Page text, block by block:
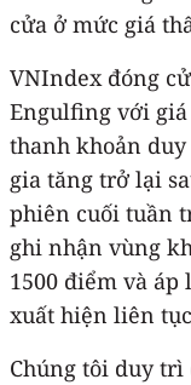
cửa ở mức giá
VNIndex đóng
Engulfing với
thanh khoản
gia tăng trở lại
phiên cuối tuần
ghi nhận vùng
1500 điểm và
xuất hiện liên
Chúng tôi duy